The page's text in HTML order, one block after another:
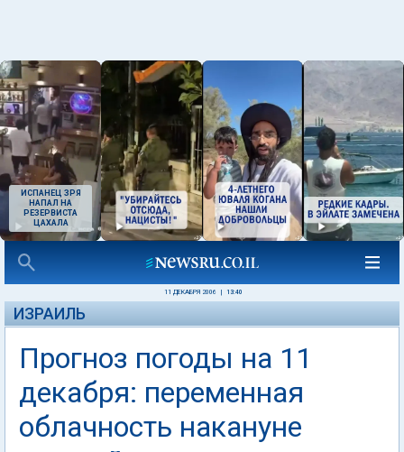
ИСПАНЕЦ ЗРЯ
НАПАЛ НА
РЕЗЕРВИСТА
ЦАХАЛА
11 ДЕКАБРЯ 2006 13:40
ИЗРАИЛЬ
Прогноз погоды на 11
декабря: переменная
облачность накануне